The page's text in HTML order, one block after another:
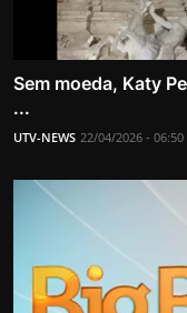
Sem moeda, Katy
...
UTV-NEWS 22/04/2026 - 06:50